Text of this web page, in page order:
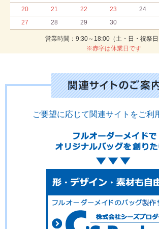
20
21 22 23 24
27
28 29 30
営業時間：9:30～18:00（土・日・祝祭日
※赤字は休業日です
ご要望に応じて関連サイトをご利